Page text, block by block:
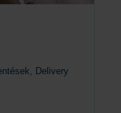
Delivery